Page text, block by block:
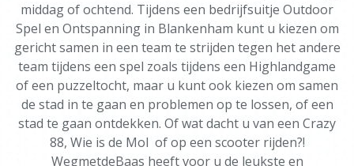
middag of ochtend. Tijdens een bedrijfsuitje Outdoor
Spel en Ontspanning in Blankenham kunt u kiezen om
gericht samen in een team te strijden tegen het andere
team tijdens een spel zoals tijdens een Highlandgame
of een puzzeltocht, maar u kunt ook kiezen om samen
de stad in te gaan en problemen op te lossen, of een
stad te gaan ontdekken. Of wat dacht u van een Crazy
88, Wie is de Mol of op een scooter rijden?!
WegmetdeBaas heeft voor u de leukste en